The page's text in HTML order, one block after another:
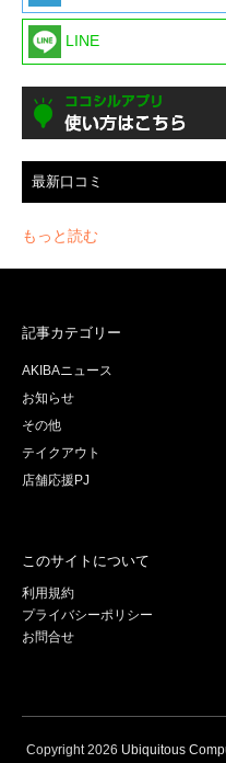
LINE
最新口コミ
もっと読む
記事カテゴリー
AKIBAニュース
お知らせ
その他
テイクアウト
店舗応援PJ
このサイトについて
利用規約
プライバシーポリシー
お問合せ
Copyright2026 Ubiquitous